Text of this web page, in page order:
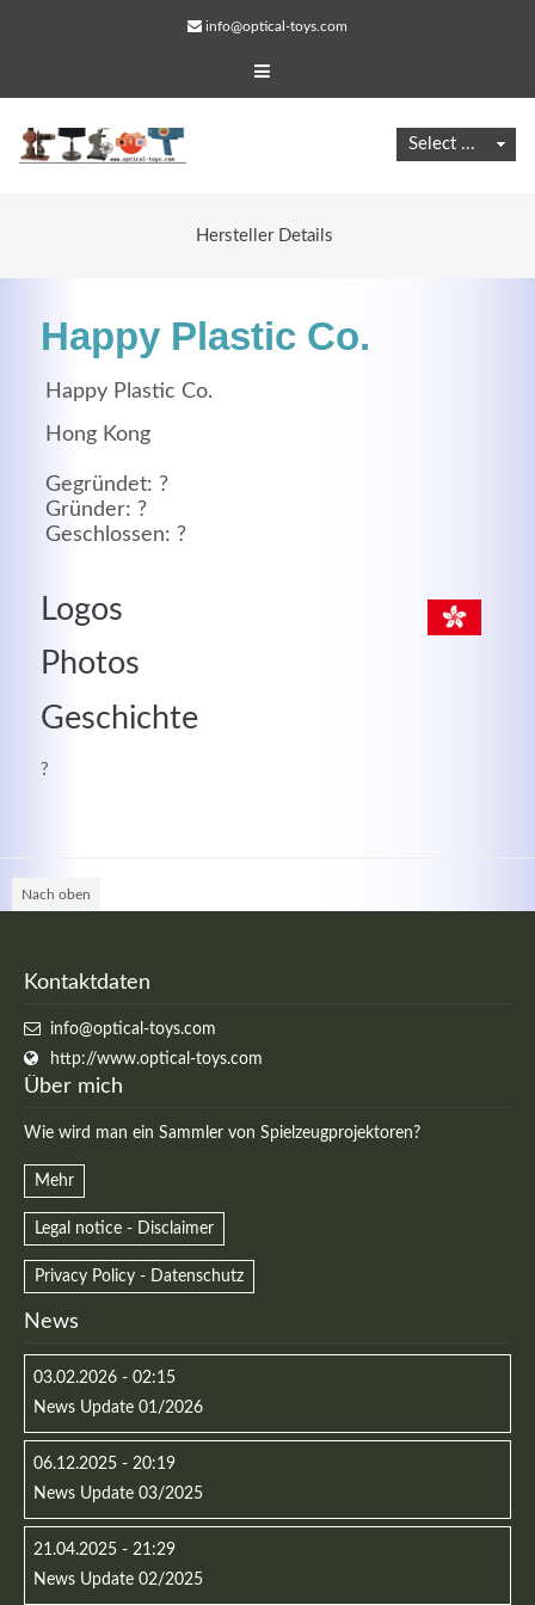
info@optical-toys.com
Hersteller Details
Happy Plastic Co.
Happy Plastic Co.
Hong Kong
Gegründet: ?
Gründer: ?
Geschlossen: ?
Logos
Photos
Geschichte
?
Nach oben
Kontaktdaten
info@optical-toys.com
http://www.optical-toys.com
Über mich
Wie wird man ein Sammler von Spielzeugprojektoren?
Mehr
Legal notice - Disclaimer
Privacy Policy - Datenschutz
News
03.02.2026 - 02:15
News Update 01/2026
06.12.2025 - 20:19
News Update 03/2025
21.04.2025 - 21:29
News Update 02/2025
Lorem ipsum dolor sit amet, consectetuer adipiscing
elit. Aenean commodo ligula eget dolor.
Lorem ipsum dolor sit amet, consectetuer adipiscing
MEHR INFOS
Modern & Simple
Lorem ipsum dolor sit amet, consectetuer adipiscing
elit. Aenean commodo ligula eget dolor.